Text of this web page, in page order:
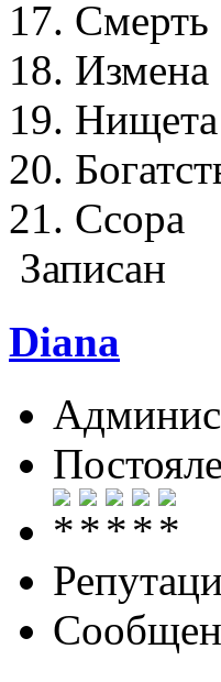
17. Смерть
18. Измена
19. Нищета
20.
21. Ссора
Записан
Diana